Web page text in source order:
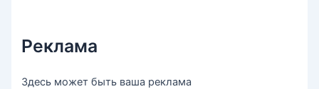
Реклама
Здесь может быть ваша реклама